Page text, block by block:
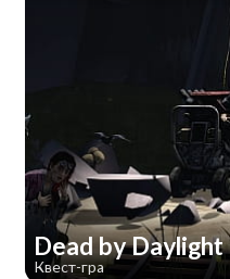
Dead by Daylight
Квест-гра